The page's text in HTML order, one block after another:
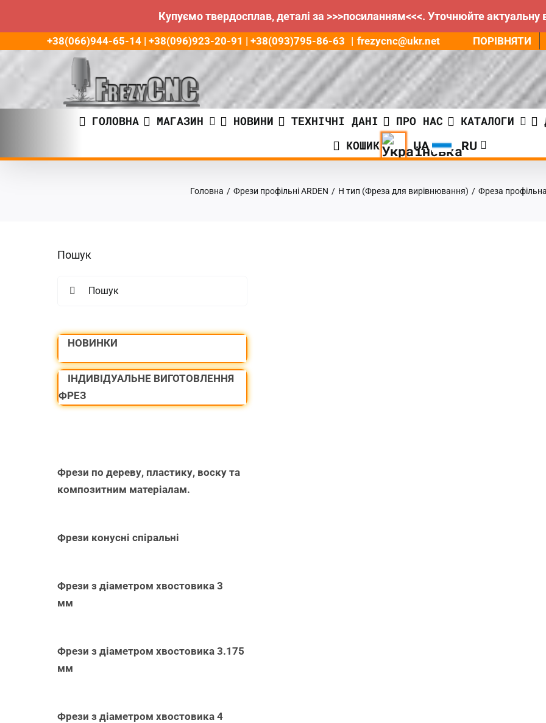
Купуємо твердосплав, деталі за >>>посиланням<<<. Уточнюйте
Пропустити
контенту
+38(066)944-65-14 | +38(096)923-20-91 | +38(093)795-86-63 | frezycnc@ukr.net ПОРІВНЯТИ
ГОЛОВНА МАГАЗИН НОВИНИ ТЕХНІЧНІ ДАНІ ПРО НАС КАТАЛОГИ
КОШИК
Головна / Фрези профільні ARDEN / Н тип (Фреза для вирівнювання) / Фреза
Пошук
НОВИНКИ
ІНДИВІДУАЛЬНЕ ВИГОТОВЛЕННЯ
ФРЕЗ
Фрези по дереву, пластику, воску та
композитним матеріалам.
Фрези конусні спіральні
Фрези з діаметром хвостовика 3
мм
Фрези з діаметром хвостовика 3.175
мм
Фрези з діаметром хвостовика 4